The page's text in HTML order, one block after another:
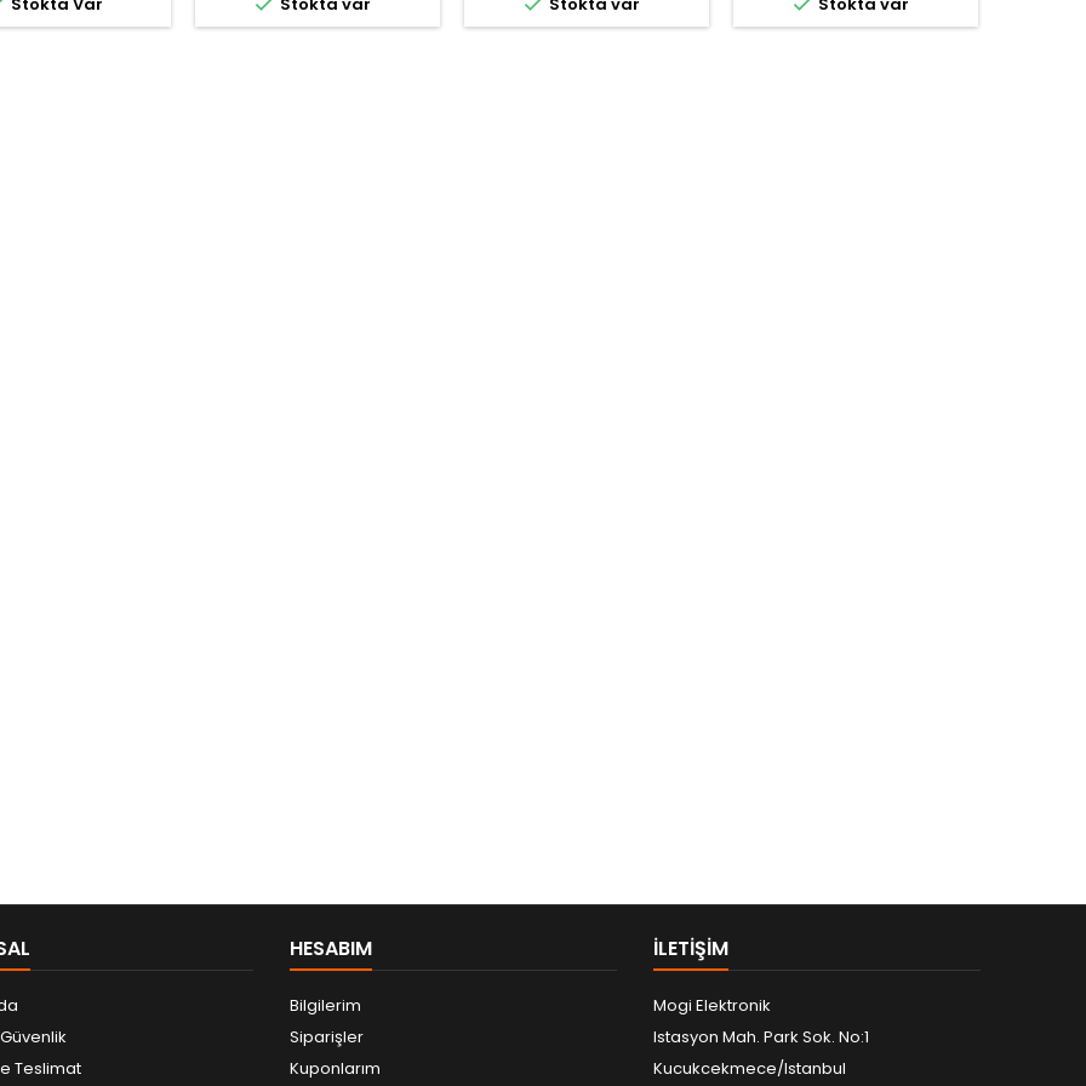
Teslimat
HESABIM
Bilgilerim
Siparişler
Kuponlarım
ILETIŞIM
Mogi Elektronik
Istasyon Mah. Park Sok. No:1
Kucukcekmece/Istanbul